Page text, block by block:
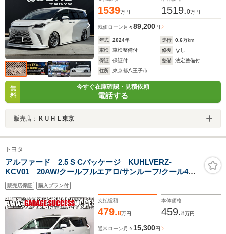
1539万円 1519.0万円
残価ローン 月々89,200円
年式 2024年 走行 0.6万km
車検
車検整備付 修復
なし
保証
保証付 整備
法定整備付
住所
東京都八王子市
無
料
今すぐ在庫確認・見積依頼
電話する
販売店： ＫＵＨＬ東京
トヨタ
アルファード 2.5 S Cパッケージ KUHLVERZ-
KCV01 20AW/クールフルエアロ/サンルーフ/クール4本
出しマフラー/ブリッツ車高調/JBLサウンド/シグネイチャ
ーイルミ/Bluetooth/バックカメラ/クルコン/レーダー探知
機
販売店保証 購入プラン付
支払総額
479.8万円
本体価格
459.8万円
通常ローン 月々15,300円